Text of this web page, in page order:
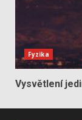
Fyzika
Vysvětlení